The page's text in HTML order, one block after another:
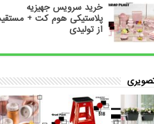
خرید سرویس جهیزیه
پلاستیکی هوم کت +
از تولیدی